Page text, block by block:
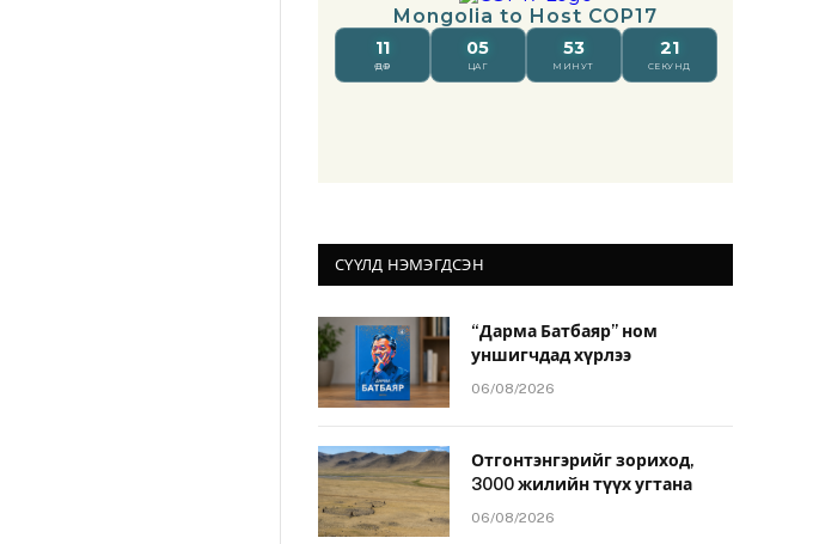
СҮҮЛД НЭМЭГДСЭН
“Дарма Батбаяр” ном
уншигчдад хүрлээ
06/08/2026
Отгонтэнгэрийг зориход,
3000 жилийн түүх угтана
06/08/2026